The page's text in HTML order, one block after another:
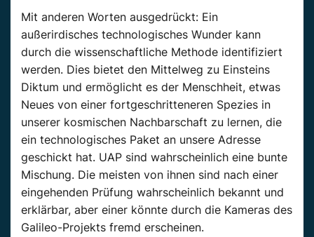
Mit anderen Worten ausgedrückt: Ein
außerirdisches technologisches Wunder kann
durch die wissenschaftliche Methode identifiziert
werden. Dies bietet den Mittelweg zu Einsteins
Diktum und ermöglicht es der Menschheit, etwas
Neues von einer fortgeschritteneren Spezies in
unserer kosmischen Nachbarschaft zu lernen, die
ein technologisches Paket an unsere Adresse
geschickt hat. UAP sind wahrscheinlich eine bunte
Mischung. Die meisten von ihnen sind nach einer
eingehenden Prüfung wahrscheinlich bekannt und
erklärbar, aber einer könnte durch die Kameras des
Galileo-Projekts fremd erscheinen.